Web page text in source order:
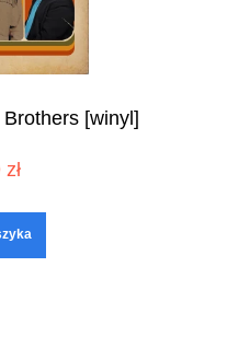
[winyl]